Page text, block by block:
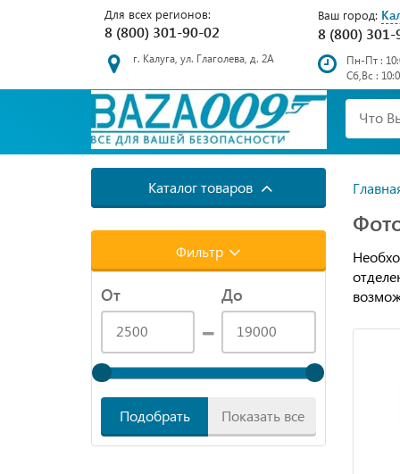
Для всех регионов:
8 (800) 301-90-02
Ваш город:
8 (800) 301-
г. Калуга, ул. Глаголева, д. 2А
Пн-Пт :
Сб,Вс :
Каталог товаров
Фильтр
От До
Подобрать Показать все